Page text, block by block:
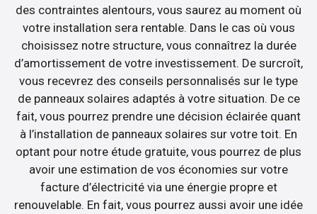
des contraintes alentours, vous saurez au moment où
votre installation sera rentable. Dans le cas où vous
choisissez notre structure, vous connaîtrez la durée
d’amortissement de votre investissement. De surcroît,
vous recevrez des conseils personnalisés sur le type
de panneaux solaires adaptés à votre situation. De ce
fait, vous pourrez prendre une décision éclairée quant
à l’installation de panneaux solaires sur votre toit. En
optant pour notre étude gratuite, vous pourrez de plus
avoir une estimation de vos économies sur votre
facture d’électricité via une énergie propre et
renouvelable. En fait, vous pourrez aussi avoir une idée